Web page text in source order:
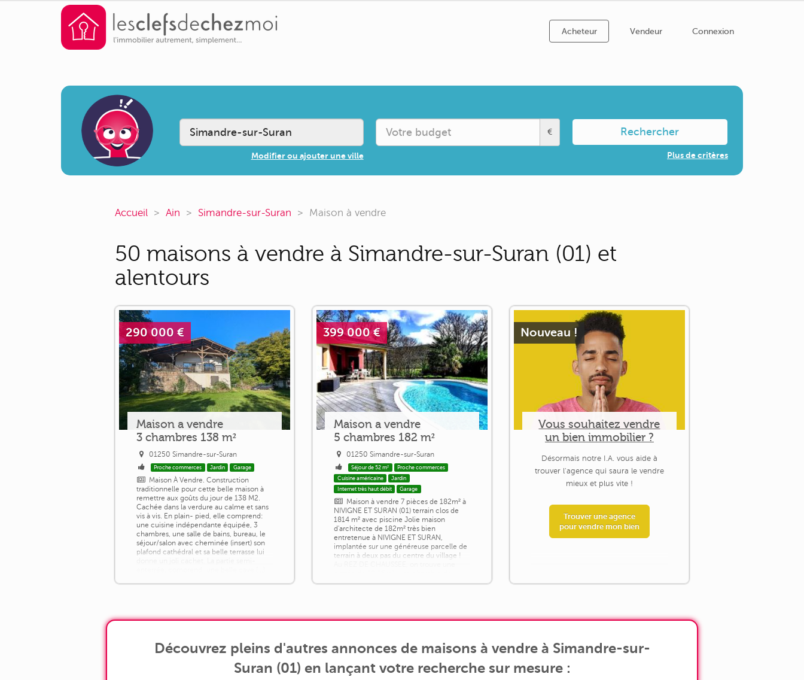
Acheteur Vendeur Connexion
Modifier ou ajouter une ville
€ Rechercher
Plus de critères
Accueil Ain Simandre-sur-Suran Maison à vendre
50 maisons à vendre à Simandre-sur-Suran (01) et
alentours
290 000 €
Maison a vendre
3 chambres 138 m²
01250 Simandre-sur-Suran
Proche commerces Jardin Garage
Maison À Vendre. Construction
traditionnelle pour cette belle maison à
remettre aux goûts du jour de 138 M2.
Cachée dans la verdure au calme et sans
vis à vis. En plain- pied, elle comprend:
une cuisine indépendante équipée, 3
chambres, une salle de bains, bureau, le
séjour/salon avec cheminée (insert) son
plafond cathédral et sa belle terrasse lui
399 000 €
Maison a vendre
5 chambres 182 m²
01250 Simandre-sur-Suran
Séjour de 52 m²
Proche commerces
Cuisine américaine
Jardin
Internet très haut débit
Garage
Maison à vendre 7 pièces de 182m² à
NIVIGNE ET SURAN (01) terrain clos de
1814 m² avec piscine Jolie maison
d'architecte de 182m² très bien
entretenue à NIVIGNE ET SURAN,
implantée sur une généreuse parcelle de
terrain à deux pas du centre du village !
9,66m² avec sa salle d'eau privative et un
Nouveau !
Vous souhaitez vendre
un bien immobilier ?
Désormais notre I.A. vous aide à
trouver l'agence qui saura le vendre
mieux et plus vite !
Trouver une agence
pour vendre mon bien
Découvrez pleins d'autres annonces de maisons à vendre à Simandre-sur-
Suran (01) en lançant votre recherche sur mesure :